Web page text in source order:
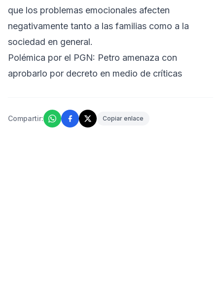
que los problemas emocionales afecten
negativamente tanto a las familias como a la
sociedad en general.
Polémica por el PGN: Petro amenaza con
aprobarlo por decreto en medio de críticas
Compartir: Copiar enlace